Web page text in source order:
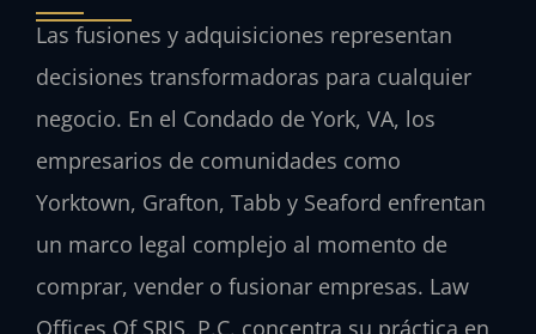
Las fusiones y adquisiciones representan
decisiones transformadoras para cualquier
negocio. En el Condado de York, VA, los
empresarios de comunidades como
Yorktown, Grafton, Tabb y Seaford enfrentan
un marco legal complejo al momento de
comprar, vender o fusionar empresas. Law
Offices Of SRIS, P.C. concentra su práctica en